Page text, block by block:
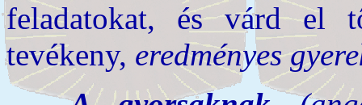
feladatokat, és várd el
tevékeny, eredményes